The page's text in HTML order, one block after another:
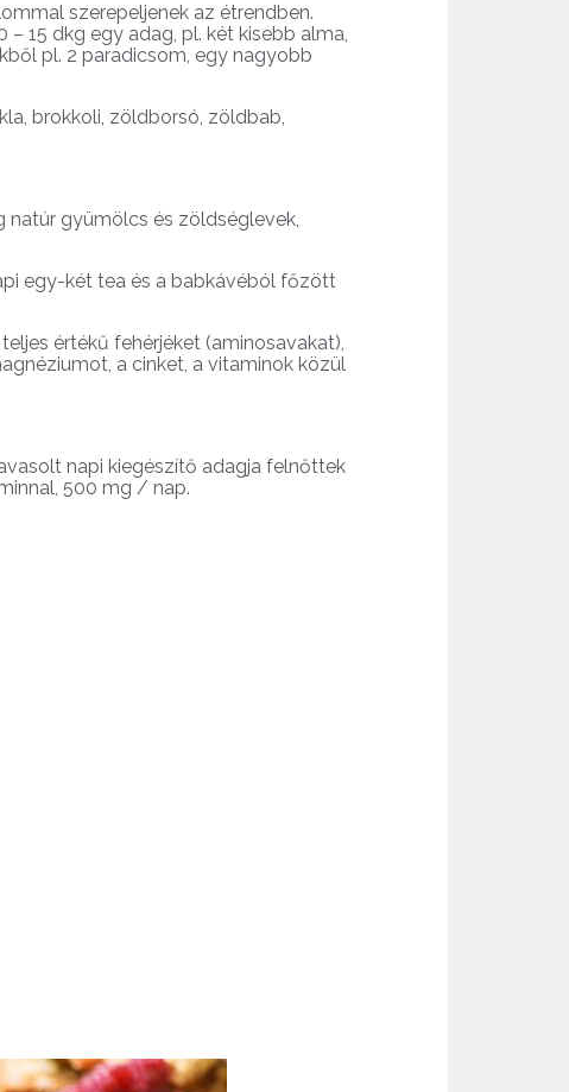
szerepeljenek az étrendben.
15 dkg egy adag, pl. két kisebb alma,
pl. 2 paradicsom, egy nagyobb
brokkoli, zöldborsó, zöldbab,
natúr gyümölcs és zöldséglevek,
egy-két tea és a babkávéból főzött
értékű fehérjéket (aminosavakat),
a cinket, a vitaminok közül
napi kiegészítő adagja felnőttek
500 mg / nap.